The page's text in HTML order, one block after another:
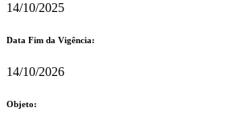
14/10/2025
Data Fim da Vigência:
14/10/2026
Objeto: